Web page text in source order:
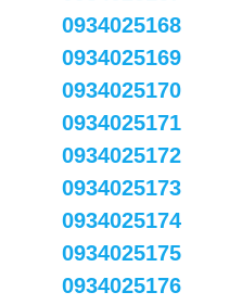
0934025168
0934025169
0934025170
0934025171
0934025172
0934025173
0934025174
0934025175
0934025176